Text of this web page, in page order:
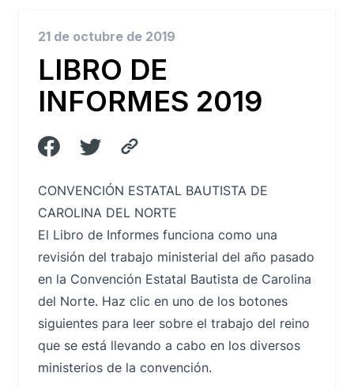
21 de octubre de 2019
LIBRO DE
INFORMES 2019
CONVENCIÓN ESTATAL BAUTISTA DE
CAROLINA DEL NORTE
El Libro de Informes funciona como una
revisión del trabajo ministerial del año pasado
en la Convención Estatal Bautista de Carolina
del Norte. Haz clic en uno de los botones
siguientes para leer sobre el trabajo del reino
que se está llevando a cabo en los diversos
ministerios de la convención.